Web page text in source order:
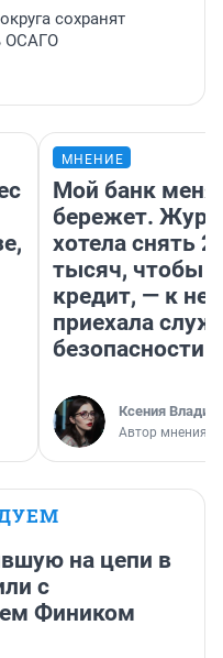
сохранят
ОСАГО
МНЕНИЕ
Мой банк меня
бережет.
хотела снять
тысяч, чтобы
кредит, — к
приехала
безопасности
Ксения
Автор мнения
на цепи в
с
Фиником